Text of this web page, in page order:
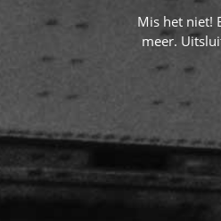
Mis het niet!
meer.